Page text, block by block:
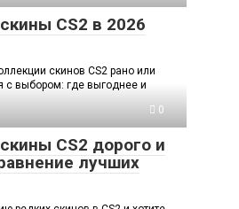
CS2 в 2026
скинов CS2 рано или
с выбором: где выгоднее и
0
CS2 дорого и
лучших